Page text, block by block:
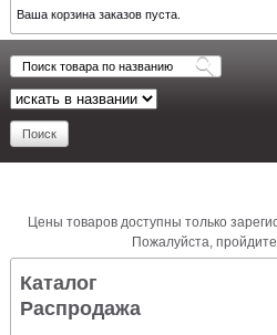
Ваша корзина заказов пуста.
Цены товаров доступны только
Пожалуйста, пройдите
Каталог
Распродажа